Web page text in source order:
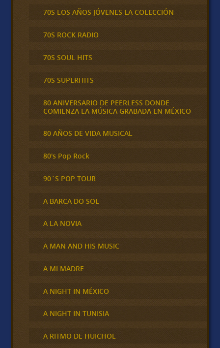
70S LOS AÑOS JÓVENES LA COLECCIÓN
70S ROCK RADIO
70S SOUL HITS
70S SUPERHITS
80 ANIVERSARIO DE PEERLESS DONDE
COMIENZA LA MÚSICA GRABADA EN MÉXICO
80 AÑOS DE VIDA MUSICAL
80's Pop Rock
90´S POP TOUR
A BARCA DO SOL
A LA NOVIA
A MAN AND HIS MUSIC
A MI MADRE
A NIGHT IN MÉXICO
A NIGHT IN TUNISIA
A RITMO DE HUICHOL